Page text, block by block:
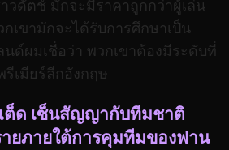
วดัตช์ มักจะมีราคาถูกกว่าผู้เล่น
เขามักจะได้รับการศึกษาเป็น
นด์ผมเชื่อว่า พวกเขาต้องมีระดับที่
รีเมียร์ลีกอังกฤษ
ต็ด เซ็นสัญญากับทีมชาติ
ายภายใต้การคุมทีมของฟาน